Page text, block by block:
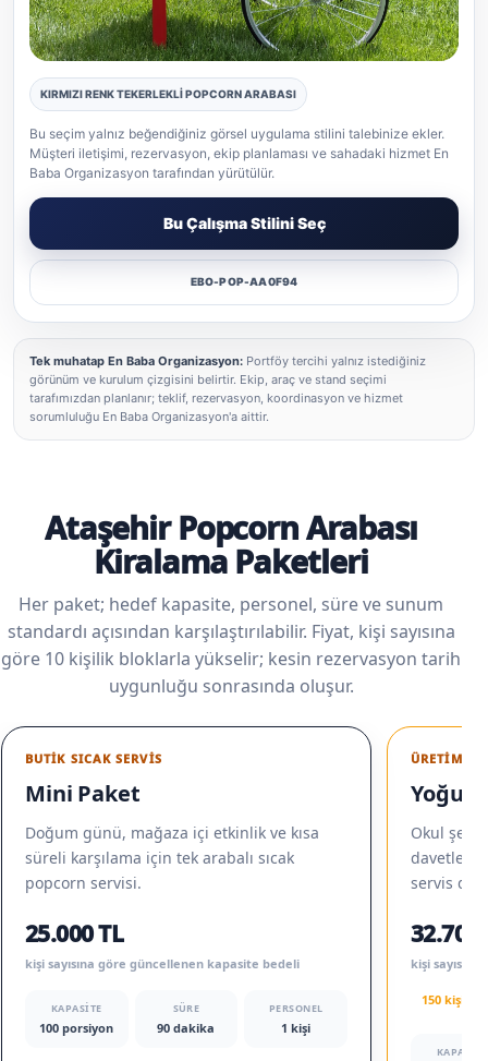
KIRMIZI RENK TEKERLEKLİ POPCORN ARABASI
Bu seçim yalnız beğendiğiniz görsel uygulama stilini talebinize ekler.
Müşteri iletişimi, rezervasyon, ekip planlaması ve sahadaki hizmet En
Baba Organizasyon tarafından yürütülür.
Bu Çalışma Stilini Seç
EBO-POP-AA0F94
Tek muhatap En Baba Organizasyon: Portföy tercihi yalnız istediğiniz
görünüm ve kurulum çizgisini belirtir. Ekip, araç ve stand seçimi
tarafımızdan planlanır; teklif, rezervasyon, koordinasyon ve hizmet
sorumluluğu En Baba Organizasyon'a aittir.
Ataşehir Popcorn Arabası
Kiralama Paketleri
Her paket; hedef kapasite, personel, süre ve sunum
standardı açısından karşılaştırılabilir. Fiyat, kişi sayısına
göre 10 kişilik bloklarla yükselir; kesin rezervasyon tarih
uygunluğu sonrasında oluşur.
BUTIK SICAK SERVIS
Mini Paket
Doğum günü, mağaza içi etkinlik ve kısa
süreli karşılama için tek arabalı sıcak
popcorn servisi.
25.000 TL
kişi sayısına göre güncellenen kapasite bedeli
KAPASITE
100 porsiyon
SÜRE
90 dakika
PERSONEL
1 kişi
ÜRETIM +
Yoğun
Okul
servis
32.700
kişi
150 kişi
KAPASITE